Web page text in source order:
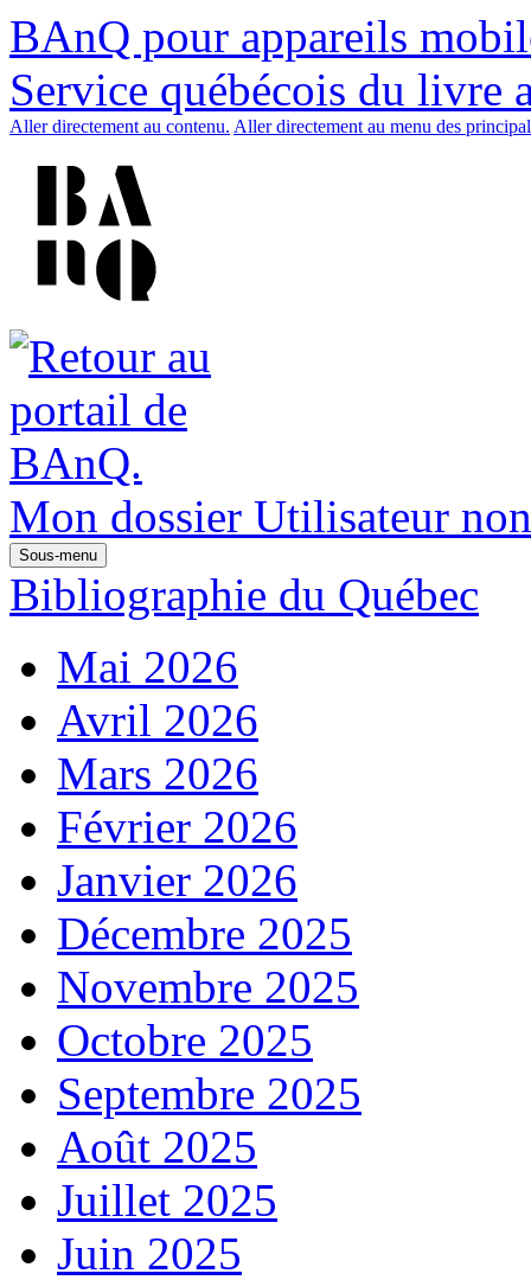
BAnQ pour appareils
Service québécois du livre
Aller directement au contenu. Aller directement au menu des
Mon dossier Utilisateur
Sous-menu
Bibliographie du Québec
Mai 2026
Avril 2026
Mars 2026
Février 2026
Janvier 2026
Décembre 2025
Novembre 2025
Octobre 2025
Septembre 2025
Août 2025
Juillet 2025
Juin 2025